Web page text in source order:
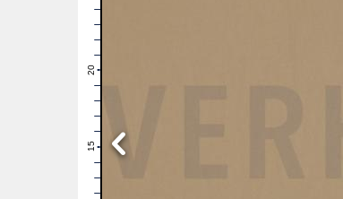
12
13
14
15
16
17
18
19
20
21
22
23
24